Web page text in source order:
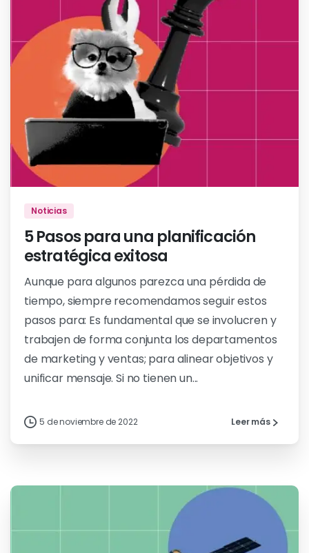
Noticias
5 Pasos para una planificación
estratégica exitosa
Aunque para algunos parezca una pérdida de
tiempo, siempre recomendamos seguir estos
pasos para: Es fundamental que se involucren y
trabajen de forma conjunta los departamentos
de marketing y ventas; para alinear objetivos y
unificar mensaje. Si no tienen un...
5 de noviembre de 2022 Leer más